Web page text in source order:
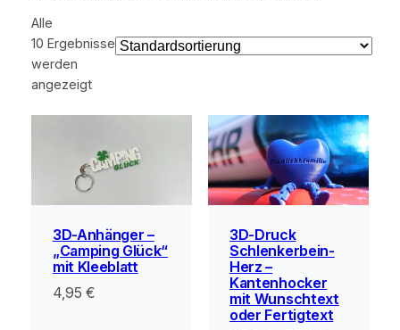
Alle
10 Ergebnisse
werden
angezeigt
3D-Anhänger –
„Camping Glück“
mit Kleeblatt
4,95 €
3D-Druck
Schlenkerbein-
Herz –
Kantenhocker
mit Wunschtext
oder Fertigtext